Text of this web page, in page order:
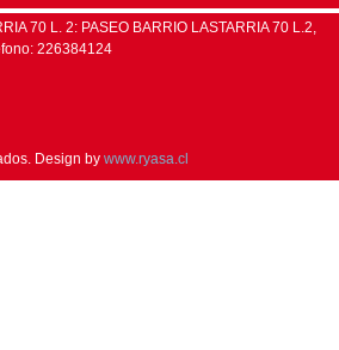
70 L. 2: PASEO BARRIO LASTARRIA 70 L.2,
226384124
Design by www.ryasa.cl